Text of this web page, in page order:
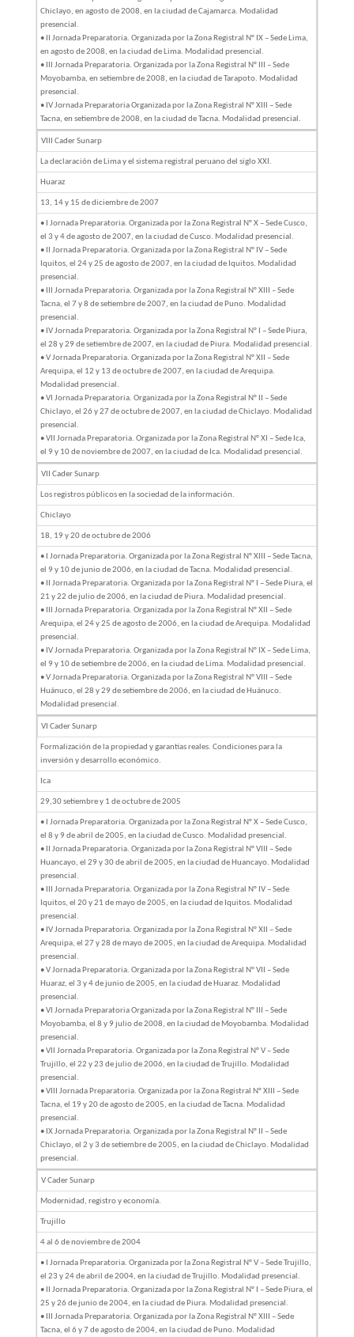
Chiclayo, en agosto de 2008, en la ciudad de Cajamarca. Modalidad
presencial.
• II Jornada Preparatoria. Organizada por la Zona Registral N° IX – Sede Lima,
en agosto de 2008, en la ciudad de Lima. Modalidad presencial.
• III Jornada Preparatoria. Organizada por la Zona Registral N° III – Sede
Moyobamba, en setiembre de 2008, en la ciudad de Tarapoto. Modalidad
presencial.
• IV Jornada Preparatoria Organizada por la Zona Registral N° XIII – Sede
Tacna, en setiembre de 2008, en la ciudad de Tacna. Modalidad presencial.
VIII Cader Sunarp
La declaración de Lima y el sistema registral peruano del siglo XXI.
Huaraz
13, 14 y 15 de diciembre de 2007
• I Jornada Preparatoria. Organizada por la Zona Registral N° X – Sede Cusco,
el 3 y 4 de agosto de 2007, en la ciudad de Cusco. Modalidad presencial.
• II Jornada Preparatoria. Organizada por la Zona Registral N° IV – Sede
Iquitos, el 24 y 25 de agosto de 2007, en la ciudad de Iquitos. Modalidad
presencial.
• III Jornada Preparatoria. Organizada por la Zona Registral N° XIII – Sede
Tacna, el 7 y 8 de setiembre de 2007, en la ciudad de Puno. Modalidad
presencial.
• IV Jornada Preparatoria. Organizada por la Zona Registral N° I – Sede Piura,
el 28 y 29 de setiembre de 2007, en la ciudad de Piura. Modalidad presencial.
• V Jornada Preparatoria. Organizada por la Zona Registral N° XII – Sede
Arequipa, el 12 y 13 de octubre de 2007, en la ciudad de Arequipa.
Modalidad presencial.
• VI Jornada Preparatoria. Organizada por la Zona Registral N° II – Sede
Chiclayo, el 26 y 27 de octubre de 2007, en la ciudad de Chiclayo. Modalidad
presencial.
• VII Jornada Preparatoria. Organizada por la Zona Registral N° XI – Sede Ica,
el 9 y 10 de noviembre de 2007, en la ciudad de Ica. Modalidad presencial.
VII Cader Sunarp
Los registros públicos en la sociedad de la información.
Chiclayo
18, 19 y 20 de octubre de 2006
• I Jornada Preparatoria. Organizada por la Zona Registral N° XIII – Sede Tacna,
el 9 y 10 de junio de 2006, en la ciudad de Tacna. Modalidad presencial.
• II Jornada Preparatoria. Organizada por la Zona Registral N° I – Sede Piura, el
21 y 22 de julio de 2006, en la ciudad de Piura. Modalidad presencial.
• III Jornada Preparatoria. Organizada por la Zona Registral N° XII – Sede
Arequipa, el 24 y 25 de agosto de 2006, en la ciudad de Arequipa. Modalidad
presencial.
• IV Jornada Preparatoria. Organizada por la Zona Registral N° IX – Sede Lima,
el 9 y 10 de setiembre de 2006, en la ciudad de Lima. Modalidad presencial.
• V Jornada Preparatoria. Organizada por la Zona Registral N° VIII – Sede
Huánuco, el 28 y 29 de setiembre de 2006, en la ciudad de Huánuco.
Modalidad presencial.
VI Cader Sunarp
Formalización de la propiedad y garantías reales. Condiciones para la
inversión y desarrollo económico.
Ica
29,30 setiembre y 1 de octubre de 2005
• I Jornada Preparatoria. Organizada por la Zona Registral N° X – Sede Cusco,
el 8 y 9 de abril de 2005, en la ciudad de Cusco. Modalidad presencial.
• II Jornada Preparatoria. Organizada por la Zona Registral N° VIII – Sede
Huancayo, el 29 y 30 de abril de 2005, en la ciudad de Huancayo. Modalidad
presencial.
• III Jornada Preparatoria. Organizada por la Zona Registral N° IV – Sede
Iquitos, el 20 y 21 de mayo de 2005, en la ciudad de Iquitos. Modalidad
presencial.
• IV Jornada Preparatoria. Organizada por la Zona Registral N° XII – Sede
Arequipa, el 27 y 28 de mayo de 2005, en la ciudad de Arequipa. Modalidad
presencial.
• V Jornada Preparatoria. Organizada por la Zona Registral N° VII – Sede
Huaraz, el 3 y 4 de junio de 2005, en la ciudad de Huaraz. Modalidad
presencial.
• VI Jornada Preparatoria Organizada por la Zona Registral N° III – Sede
Moyobamba, el 8 y 9 julio de 2008, en la ciudad de Moyobamba. Modalidad
presencial.
• VII Jornada Preparatoria. Organizada por la Zona Registral N° V – Sede
Trujillo, el 22 y 23 de julio de 2006, en la ciudad de Trujillo. Modalidad
presencial.
• VIII Jornada Preparatoria. Organizada por la Zona Registral N° XIII – Sede
Tacna, el 19 y 20 de agosto de 2005, en la ciudad de Tacna. Modalidad
presencial.
• IX Jornada Preparatoria. Organizada por la Zona Registral N° II – Sede
Chiclayo, el 2 y 3 de setiembre de 2005, en la ciudad de Chiclayo. Modalidad
presencial.
V Cader Sunarp
Modernidad, registro y economía.
Trujillo
4 al 6 de noviembre de 2004
• I Jornada Preparatoria. Organizada por la Zona Registral N° V – Sede Trujillo,
el 23 y 24 de abril de 2004, en la ciudad de Trujillo. Modalidad presencial.
• II Jornada Preparatoria. Organizada por la Zona Registral N° I – Sede Piura, el
25 y 26 de junio de 2004, en la ciudad de Piura. Modalidad presencial.
• III Jornada Preparatoria. Organizada por la Zona Registral N° XIII – Sede
Tacna, el 6 y 7 de agosto de 2004, en la ciudad de Puno. Modalidad